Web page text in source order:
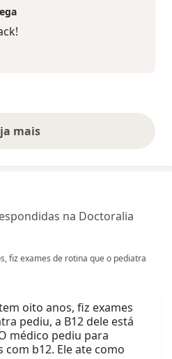
mais
opiniões acima
na Doctoralia
fiz exames de rotina que o pediatra
oito anos, fiz exames
pediu, a B12 dele está
médico pediu para
b12. Ele ate como